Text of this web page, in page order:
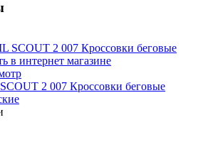
2 007 Кроссовки беговые